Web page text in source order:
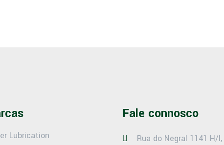
Lubrication
Fale connosco
Rua do Negral 1141 H/I,